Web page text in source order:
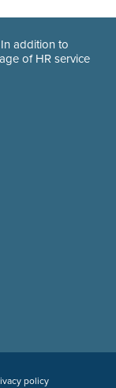
addition to
of HR service
policy